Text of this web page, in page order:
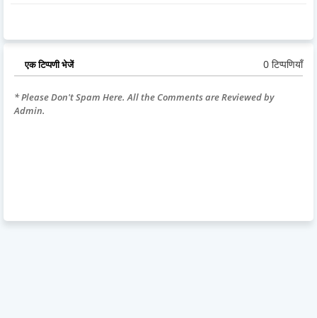
एक टिप्पणी भेजें 0 टिप्पणियाँ
* Please Don't Spam Here. All the Comments are Reviewed by
Admin.